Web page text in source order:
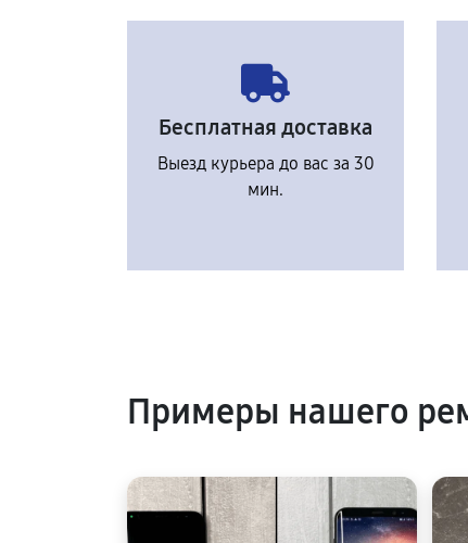
Бесплатная доставка
Выезд курьера до вас за 30
мин.
Примеры нашего